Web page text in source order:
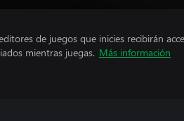
de juegos que inicies recibirán
mientras juegas. Más información